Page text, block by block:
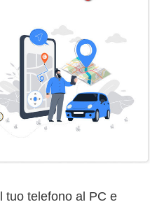
tuo telefono al PC e